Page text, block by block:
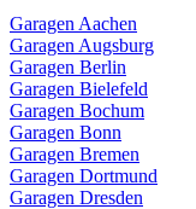
Garagen Aachen
Garagen Augsburg
Garagen Berlin
Garagen Bielefeld
Garagen Bochum
Garagen Bonn
Garagen Bremen
Garagen Dortmund
Garagen Dresden